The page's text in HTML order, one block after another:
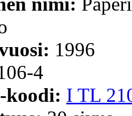
1996
4
koodi: I TL